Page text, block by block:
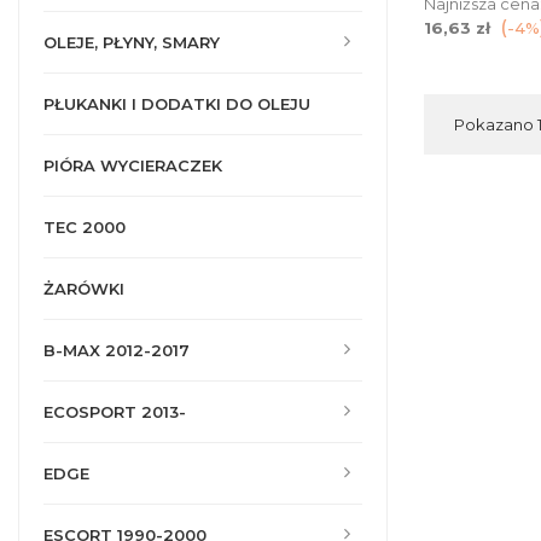
OLEJE, PŁYNY, SMARY
PŁUKANKI I DODATKI DO OLEJU
PIÓRA WYCIERACZEK
TEC 2000
ŻARÓWKI
B-MAX 2012-2017
ECOSPORT 2013-
EDGE
ESCORT 1990-2000
16,63 zł
-4%
Pokazano